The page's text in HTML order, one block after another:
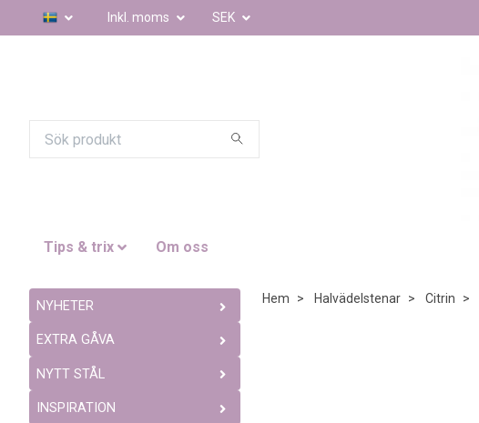
Inkl. moms SEK
Tips & trix Om oss
NYHETER
EXTRA GÅVA
NYTT STÅL
INSPIRATION
Hem Halvädelstenar Citrin